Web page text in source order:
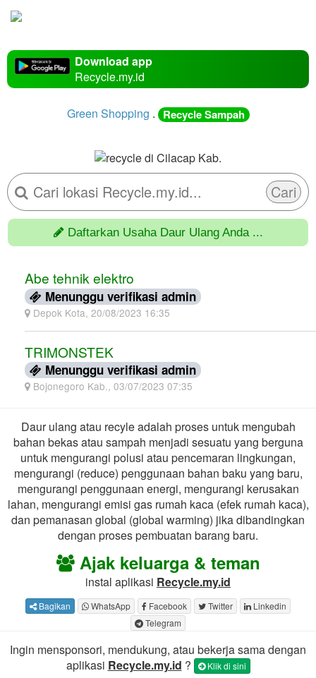
Download app
Recycle.my.id
Green Shopping . Recycle Sampah
Cari
Daftarkan Usaha Daur Ulang Anda ...
Abe tehnik elektro
Menunggu verifikasi admin
Depok Kota, 20/08/2023 16:35
TRIMONSTEK
Menunggu verifikasi admin
Bojonegoro Kab., 03/07/2023 07:35
Daur ulang atau recyle adalah proses untuk mengubah
bahan bekas atau sampah menjadi sesuatu yang berguna
untuk mengurangi polusi atau pencemaran lingkungan,
mengurangi (reduce) penggunaan bahan baku yang baru,
mengurangi penggunaan energi, mengurangi kerusakan
lahan, mengurangi emisi gas rumah kaca (efek rumah kaca),
dan pemanasan global (global warming) jika dibandingkan
dengan proses pembuatan barang baru.
Ajak keluarga & teman
instal aplikasi Recycle.my.id
Bagikan WhatsApp Facebook Twitter
Linkedin
Telegram
Ingin mensponsori, mendukung, atau bekerja sama dengan
aplikasi Recycle.my.id ? Klik di sini